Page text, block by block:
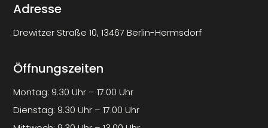
Adresse
Drewitzer Straße 10, 13467 Berlin-Hermsdorf
Öffnungszeiten
Montag: 9.30 Uhr – 17.00 Uhr
Dienstag: 9.30 Uhr – 17.00 Uhr